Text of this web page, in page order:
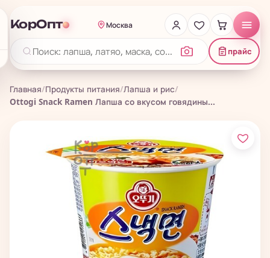
КорОпт Москва
прайс
Главная/Продукты питания/Лапша и рис/
Ottogi Snack Ramen Лапша со вкусом говядины...